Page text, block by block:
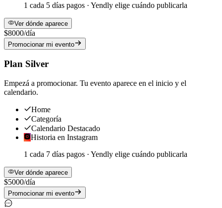
1 cada 5 días pagos · Yendly elige cuándo publicarla
Ver dónde aparece
$8000/día
Promocionar mi evento
Plan Silver
Empezá a promocionar. Tu evento aparece en el inicio y el
calendario.
Home
Categoría
Calendario Destacado
Historia en Instagram
1 cada 7 días pagos · Yendly elige cuándo publicarla
Ver dónde aparece
$5000/día
Promocionar mi evento